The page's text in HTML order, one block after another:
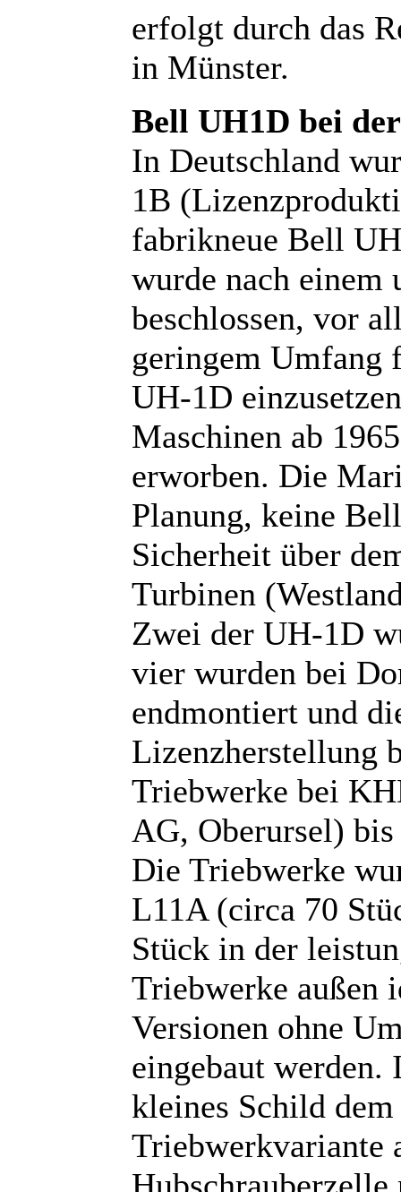
erfolgt durch das
in Münster.
Bell UH1D bei
In Deutschland
1B
fabrikneue Bell
wurde nach einem
beschlossen, vor
geringem Umfang
UH-1D
Maschinen ab
erworben. Die
Planung, keine
Sicherheit über
Turbinen
Zwei der UH-1D
vier wurden bei
endmontiert und
Lizenzherstellung
Triebwerke bei
AG, Oberursel)
Die Triebwerke
L11A (circa 70
Stück in der
Triebwerke außen
Versionen ohne
eingebaut
kleines Schild
Triebwerkvariante